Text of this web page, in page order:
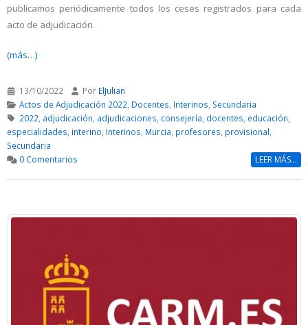
publicamos periódicamente todos los ceses registrados para cada
acto de adjudicación.
(más…)
13/10/2022 Por ElJulian
Actos de Adjudicación 2022 Docentes Interinos Secundaria
2022 adjudicación adjudicaciones consejería docentes educación
especialidades interino Interinos Murcia profesores provisional
Secundaria
0 Comentarios
LEER MÁS...